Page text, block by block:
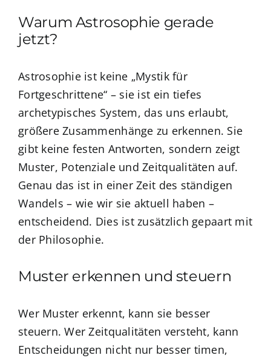
Warum Astrosophie gerade
jetzt?
Astrosophie ist keine „Mystik für
Fortgeschrittene“ – sie ist ein tiefes
archetypisches System, das uns erlaubt,
größere Zusammenhänge zu erkennen. Sie
gibt keine festen Antworten, sondern zeigt
Muster, Potenziale und Zeitqualitäten auf.
Genau das ist in einer Zeit des ständigen
Wandels – wie wir sie aktuell haben –
entscheidend. Dies ist zusätzlich gepaart mit
der Philosophie.
Muster erkennen und steuern
Wer Muster erkennt, kann sie besser
steuern. Wer Zeitqualitäten versteht, kann
Entscheidungen nicht nur besser timen,